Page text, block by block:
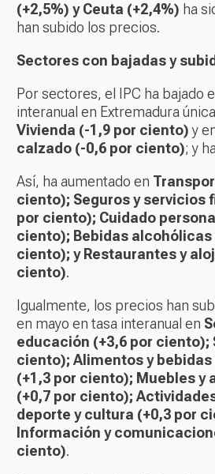
(+2,5%) y Ceuta (+2,4%) ha
han subido los precios.
Sectores con bajadas y
Por sectores, el IPC ha bajado
interanual en Extremadura
Vivienda (-1,9 por ciento)y
calzado (-0,6 por ciento); y
Así, ha aumentado en
ciento); Seguros y servicios
por ciento); Cuidado
ciento); Bebidas alcohólicas
ciento); y Restaurantes y
ciento).
Igualmente, los precios han
en mayo en tasa interanual en
educación (+3,6 por ciento);
ciento); Alimentos y
(+1,3 por ciento); Muebles y
(+0,7 por ciento);
deporte y cultura (+0,3 por
Información y
ciento).